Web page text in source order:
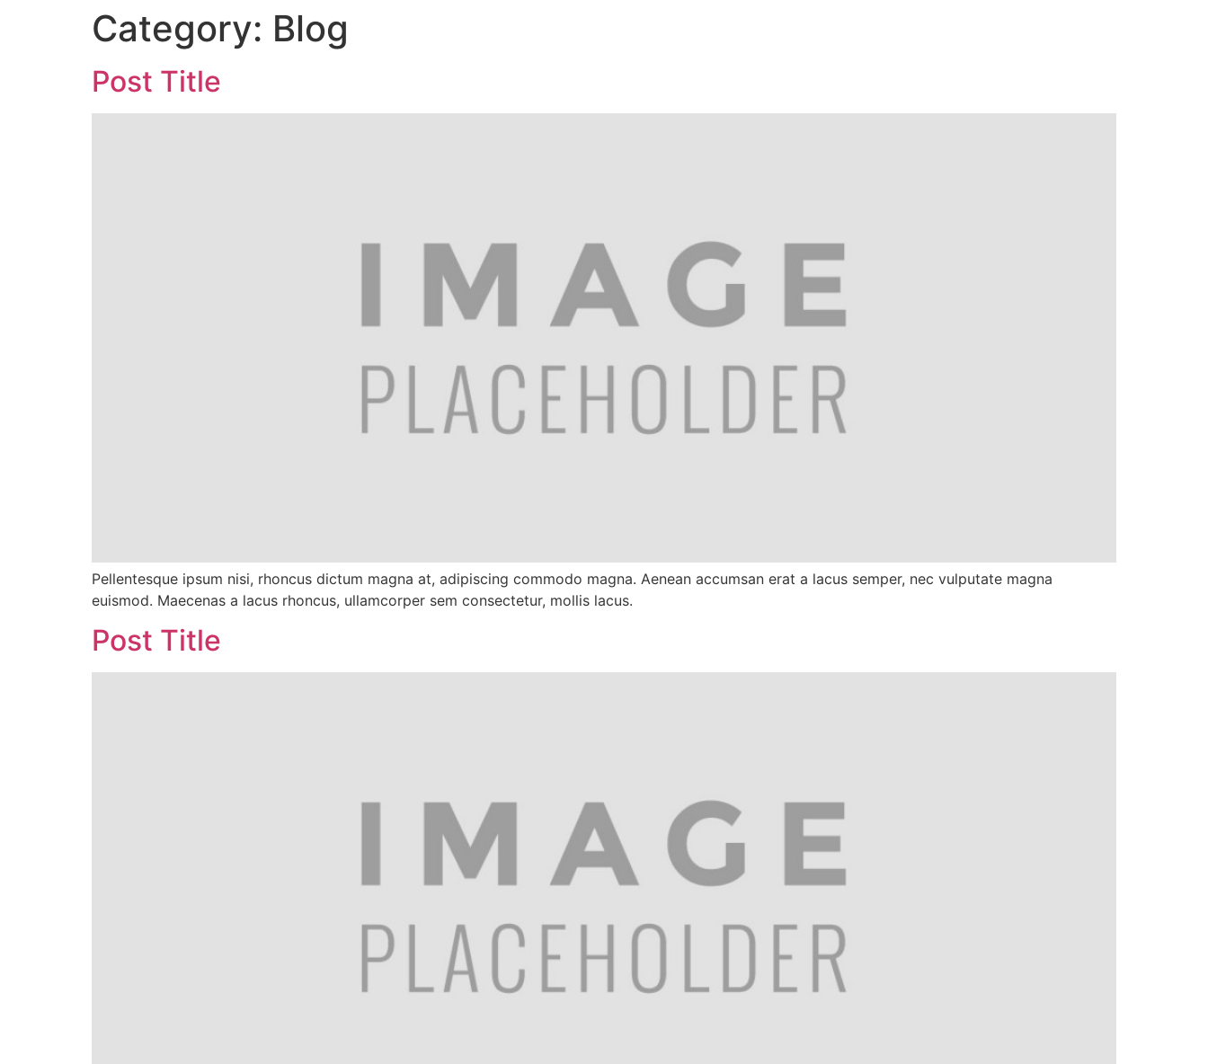
Category: Blog
Post Title
Pellentesque ipsum nisi, rhoncus dictum magna at, adipiscing commodo magna. Aenean accumsan erat a lacus semper, nec vulputate magna
euismod. Maecenas a lacus rhoncus, ullamcorper sem consectetur, mollis lacus.
Post Title